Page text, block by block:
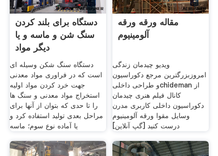
دستگاه برای بلند کردن
سنگ شن و ماسه و یا
دیگر مواد
دستگاه سنگ شکن وسیله ای
است که در فراوری مواد معدنی
جهت خرد کردن مواد اولیه
استخراج مواد معدنی و سنگ ها
را تا حدی که بتوان از آنها برای
مراحل بعدی تولید استفاده کرد و
یا آماده نوع سوم؛ ماسه
مقاله ورقه ورقه
آلومینیوم
ویدیو چیدمان زندگی
امروزبزرگترین مرجع دکوراسیون
و طراحی داخلیchideman از
کانال فیلم هنری چیدمان
دکوراسیون داخلی کاربری مدرن
وسایل مقوا ورقه آلومینیوم
درست کنید [گپ آنلاین]